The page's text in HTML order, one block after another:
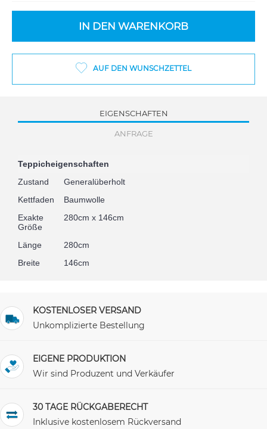
IN DEN WARENKORB
AUF DEN WUNSCHZETTEL
EIGENSCHAFTEN
ANFRAGE
Teppicheigenschaften
Zustand
Generalüberholt
Kettfaden
Baumwolle
Exakte
Größe
280cm x 146cm
Länge
280cm
Breite
146cm
KOSTENLOSER VERSAND
Unkomplizierte Bestellung
EIGENE PRODUKTION
Wir sind Produzent und Verkäufer
30 TAGE RÜCKGABERECHT
Inklusive kostenlosem Rückversand